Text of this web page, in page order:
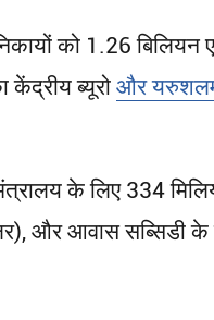
को 1.26
केंद्रीय ब्यूरो और
के लिए 334
और आवास सब्सिडी के